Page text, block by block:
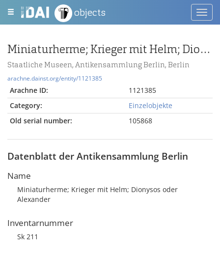
objects
Miniaturherme; Krieger mit Helm; Dionysos oder Alexander
Staatliche Museen, Antikensammlung Berlin, Berlin
arachne.dainst.org/entity/1121385
Arachne ID:
1121385
Category:
Einzelobjekte
Old serial number:
105868
Datenblatt der Antikensammlung Berlin
Name
Miniaturherme; Krieger mit Helm; Dionysos oder
Alexander
Inventarnummer
Sk 211